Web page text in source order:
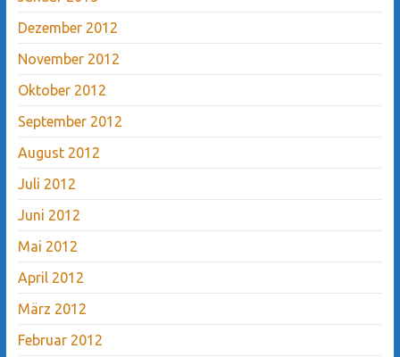
Dezember 2012
November 2012
Oktober 2012
September 2012
August 2012
Juli 2012
Juni 2012
Mai 2012
April 2012
März 2012
Februar 2012